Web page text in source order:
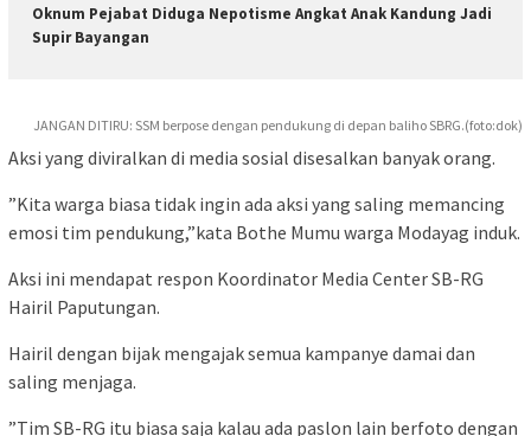
Oknum Pejabat Diduga Nepotisme Angkat Anak Kandung Jadi
Supir Bayangan
JANGAN DITIRU: SSM berpose dengan pendukung di depan baliho SBRG.(foto:dok)
Aksi yang diviralkan di media sosial disesalkan banyak orang.
”Kita warga biasa tidak ingin ada aksi yang saling memancing
emosi tim pendukung,”kata Bothe Mumu warga Modayag induk.
Aksi ini mendapat respon Koordinator Media Center SB-RG
Hairil Paputungan.
Hairil dengan bijak mengajak semua kampanye damai dan
saling menjaga.
”Tim SB-RG itu biasa saja kalau ada paslon lain berfoto dengan